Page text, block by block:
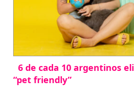
6 de cada 10 argentinos
“pet friendly”